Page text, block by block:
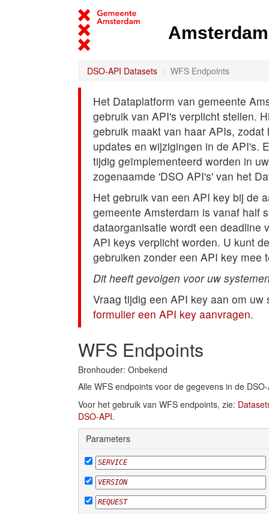
DSO-API Datasets WFS Endpoints
Het Dataplatform van gemeente
gebruik van API's verplicht stellen.
gebruik maakt van haar APIs,
updates en wijzigingen in de API's.
tijdig geïmplementeerd worden in
zogenaamde 'DSO API's' van het
Het gebruik van een API key bij de
gemeente Amsterdam is vanaf half
dataorganisatie wordt een deadline
API keys verplicht worden. U kunt
gebruiken zonder een API key mee
Dit heeft gevolgen voor uw
Vraag tijdig een API key aan om
formulier een API key aanvragen.
WFS Endpoints
Bronhouder: Onbekend
Alle WFS endpoints voor de gegevens in de
Voor het gebruik van WFS endpoints, zie:
DSO-API.
Parameters